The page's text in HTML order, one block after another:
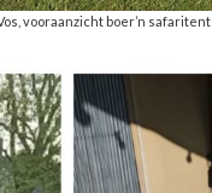
vooraanzicht boer’n safaritent